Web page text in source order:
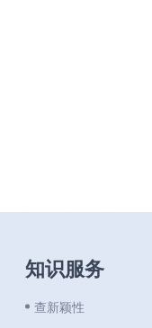
知识服务
查新颖性